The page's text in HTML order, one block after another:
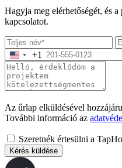
Hagyja meg elérhetőségét, és
kapcsolatot.
+1
Az űrlap elküldésével
További információ az
Szeretnék értesülni a
Kérés küldése